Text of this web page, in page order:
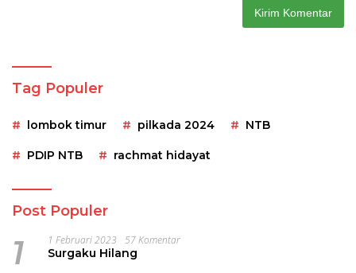
Tag Populer
lombok timur pilkada 2024 NTB
PDIP NTB rachmat hidayat
Post Populer
1 1 Februari 2023 57 Komentar
Surgaku Hilang